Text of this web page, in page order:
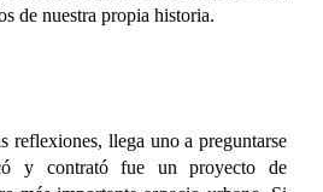
de nuestra propia historia.
llega uno a preguntarse
y contrató fue un proyecto de